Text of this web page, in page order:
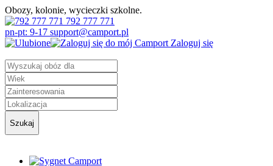
Obozy, kolonie, wycieczki szkolne.
792 777 771
pn-pt: 9-17 support@camport.pl
Zaloguj się
Szukaj